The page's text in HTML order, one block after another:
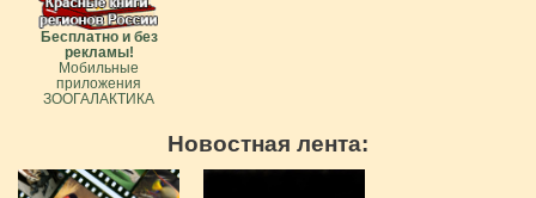
Бесплатно и без
рекламы!
Мобильные
приложения
ЗООГАЛАКТИКА
Новостная лента: